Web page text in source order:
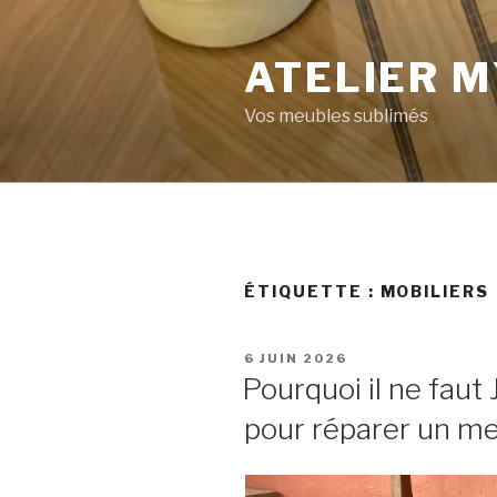
ATELIER
Vos meubles sublimés
ÉTIQUETTE : MOBILIERS
6 JUIN 2026
Pourquoi il ne faut
pour réparer un